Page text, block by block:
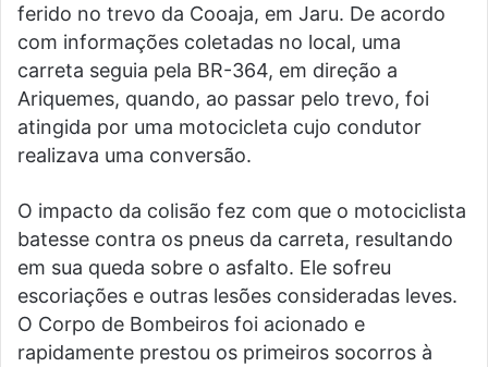
ferido no trevo da Cooaja, em Jaru. De acordo
com informações coletadas no local, uma
carreta seguia pela BR-364, em direção a
Ariquemes, quando, ao passar pelo trevo, foi
atingida por uma motocicleta cujo condutor
realizava uma conversão.
O impacto da colisão fez com que o motociclista
batesse contra os pneus da carreta, resultando
em sua queda sobre o asfalto. Ele sofreu
escoriações e outras lesões consideradas leves.
O Corpo de Bombeiros foi acionado e
rapidamente prestou os primeiros socorros à